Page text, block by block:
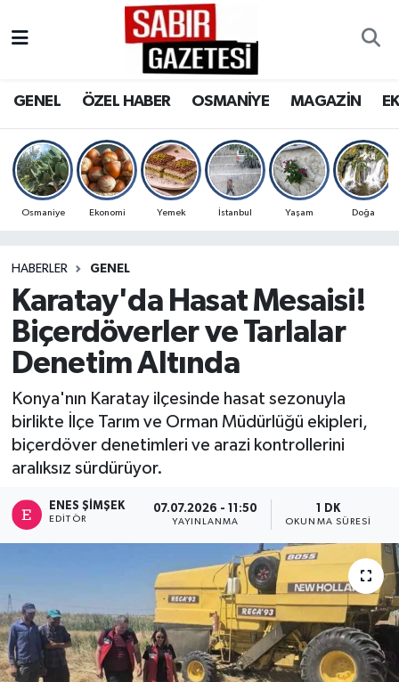
GENEL ÖZEL HABER OSMANİYE MAGAZİN
Osmaniye Ekonomi Yemek İstanbul Yaşam Doğa
HABERLER GENEL
Karatay'da Hasat Mesaisi!
Biçerdöverler ve Tarlalar
Denetim Altında
Konya'nın Karatay ilçesinde hasat sezonuyla
birlikte İlçe Tarım ve Orman Müdürlüğü ekipleri,
biçerdöver denetimleri ve arazi kontrollerini
aralıksız sürdürüyor.
ENES ŞIMŞEK
EDITÖR
07.07.2026 - 11:50
YAYINLANMA
1 DK
OKUNMA SÜRESI
OSMANİYE
MAGAZİN
SPOR
RESMİ İLANLAR
Osmaniye Nöbetçi Eczaneler
Osmaniye Trafik Yoğunluk Haritası
Süper Lig Puan Durumu ve Fikstür
Son Dakika Haberleri
Haber Arşivi